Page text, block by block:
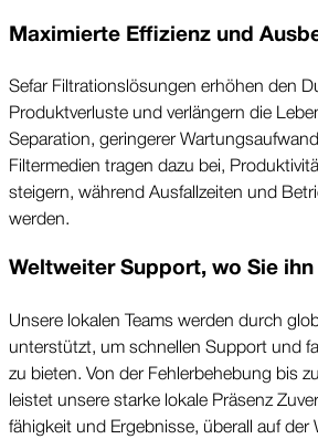
Maxi­mierte Effizienz und
Sefar Filtrations­lösungen erhöhen den
Produkt­ver­luste und ver­längern die
Separation, geringerer
Filter­medien tragen dazu bei,
steigern, während Ausfall­zeiten und
werden.
Welt­weiter Support, wo Sie
Unsere lokalen Teams werden durch
unter­stützt, um schnellen Support und
zu bieten. Von der Fehler­behebung bis
leistet unsere starke lokale Präsenz
fähigkeit und Ergeb­nisse, über­all auf der